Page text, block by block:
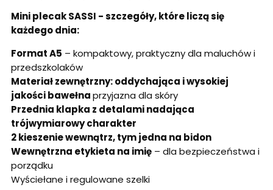
Mini plecak SASSI - szczegóły, które liczą się
każdego dnia:
Format A5 – kompaktowy, praktyczny dla maluchów i
przedszkolaków
Materiał zewnętrzny: oddychająca i wysokiej
jakości bawełnaprzyjazna dla skóry
Przednia klapka z detalami nadająca
trójwymiarowy charakter
2 kieszenie wewnątrz, tym jedna na bidon
Wewnętrzna etykieta na imię – dla bezpieczeństwa i
porządku
Wyściełane i regulowane szelki